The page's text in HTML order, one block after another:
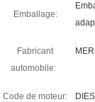
Emballage:
Fabricant
automobile:
Code de moteur: